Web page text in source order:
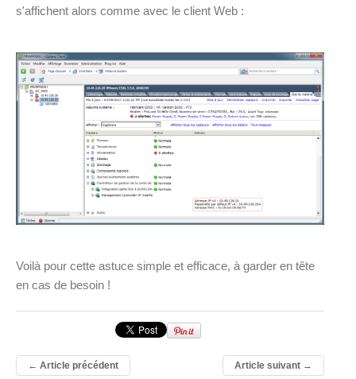
s'affichent alors comme avec le client Web :
Voilà pour cette astuce simple et efficace, à garder en tête
en cas de besoin !
← Article précédent Article suivant→